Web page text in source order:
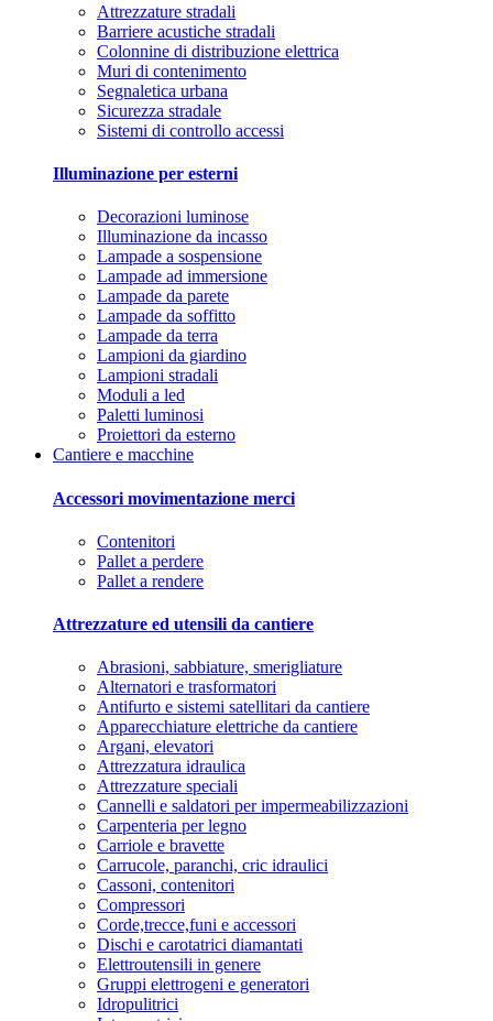
Attrezzature stradali
Barriere acustiche stradali
Colonnine di distribuzione elettrica
Muri di contenimento
Segnaletica urbana
Sicurezza stradale
Sistemi di controllo accessi
Illuminazione per esterni
Decorazioni luminose
Illuminazione da incasso
Lampade a sospensione
Lampade ad immersione
Lampade da parete
Lampade da soffitto
Lampade da terra
Lampioni da giardino
Lampioni stradali
Moduli a led
Paletti luminosi
Proiettori da esterno
Cantiere e macchine
Accessori movimentazione merci
Contenitori
Pallet a perdere
Pallet a rendere
Attrezzature ed utensili da cantiere
Abrasioni, sabbiature, smerigliature
Alternatori e trasformatori
Antifurto e sistemi satellitari da cantiere
Apparecchiature elettriche da cantiere
Argani, elevatori
Attrezzatura idraulica
Attrezzature speciali
Cannelli e saldatori per impermeabilizzazioni
Carpenteria per legno
Carriole e bravette
Carrucole, paranchi, cric idraulici
Cassoni, contenitori
Compressori
Corde,trecce,funi e accessori
Dischi e carotatrici diamantati
Elettroutensili in genere
Gruppi elettrogeni e generatori
Idropulitrici